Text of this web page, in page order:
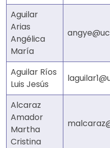
Aguilar
Arias
Angélica
María
Aguilar Ríos
Luis Jesús
Alcaraz
Amador
Martha
Cristina